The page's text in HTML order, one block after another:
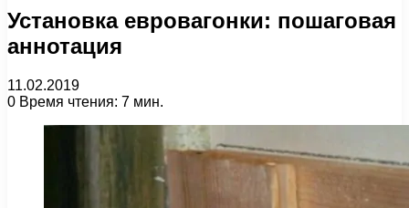
Установка евровагонки: пошаговая
аннотация
11.02.2019
0 Время чтения: 7 мин.